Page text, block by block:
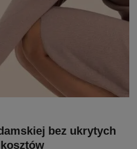
bez ukrytych
kosztów